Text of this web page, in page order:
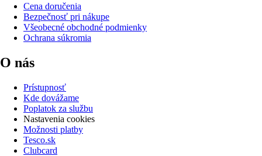
Cena doručenia
Bezpečnosť pri nákupe
Všeobecné obchodné podmienky
Ochrana súkromia
O nás
Prístupnosť
Kde dovážame
Poplatok za službu
Nastavenia cookies
Možnosti platby
Tesco.sk
Clubcard